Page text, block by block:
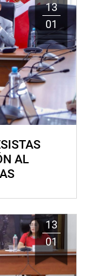
13
01
AL
13
01